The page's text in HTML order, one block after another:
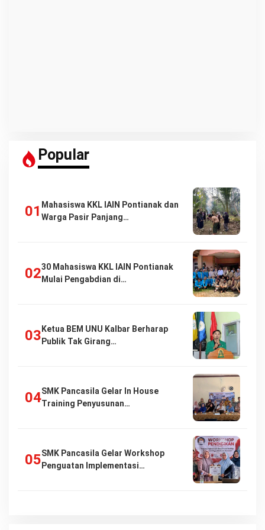
Popular
Mahasiswa KKL IAIN Pontianak dan
Warga Pasir Panjang…
30 Mahasiswa KKL IAIN Pontianak
Mulai Pengabdian di…
Ketua BEM UNU Kalbar Berharap
Publik Tak Girang…
SMK Pancasila Gelar In House
Training Penyusunan…
SMK Pancasila Gelar Workshop
Penguatan Implementasi…